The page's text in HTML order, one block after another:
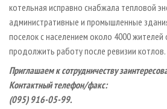
котельная исправно снабжала тепловой
административные и промышленные
поселок с населением около 4000
продолжить работу после ревизии котлов.
Приглашаем к сотрудничеству
Контактный телефон/факс:
(095) 916-05-99.